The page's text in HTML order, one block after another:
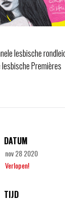
lesbische
lesbische Premières
DATUM
nov 28 2020
Verlopen!
TIJD